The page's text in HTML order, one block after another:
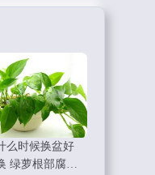
么时候换盆好
绿萝根部腐烂